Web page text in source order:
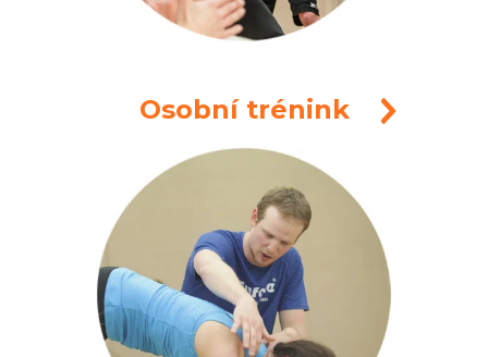
Osobní trénink